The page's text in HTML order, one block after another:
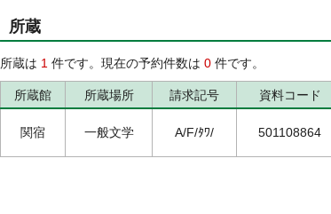
所蔵
所蔵は 1 件です。現在の予約件数は 0 件です。
所蔵館 所蔵場所 請求記号 資料コード
関宿 一般文学 A/F/ﾀﾜ/ 501108864